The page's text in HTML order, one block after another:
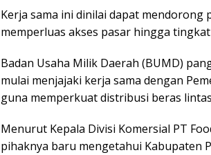
Kerja sama ini dinilai dapat
memperluas akses pasar hingga
Badan Usaha Milik Daerah (BUMD)
mulai menjajaki kerja sama dengan
guna memperkuat distribusi beras
Menurut Kepala Divisi Komersial PT
pihaknya baru mengetahui Kabupaten